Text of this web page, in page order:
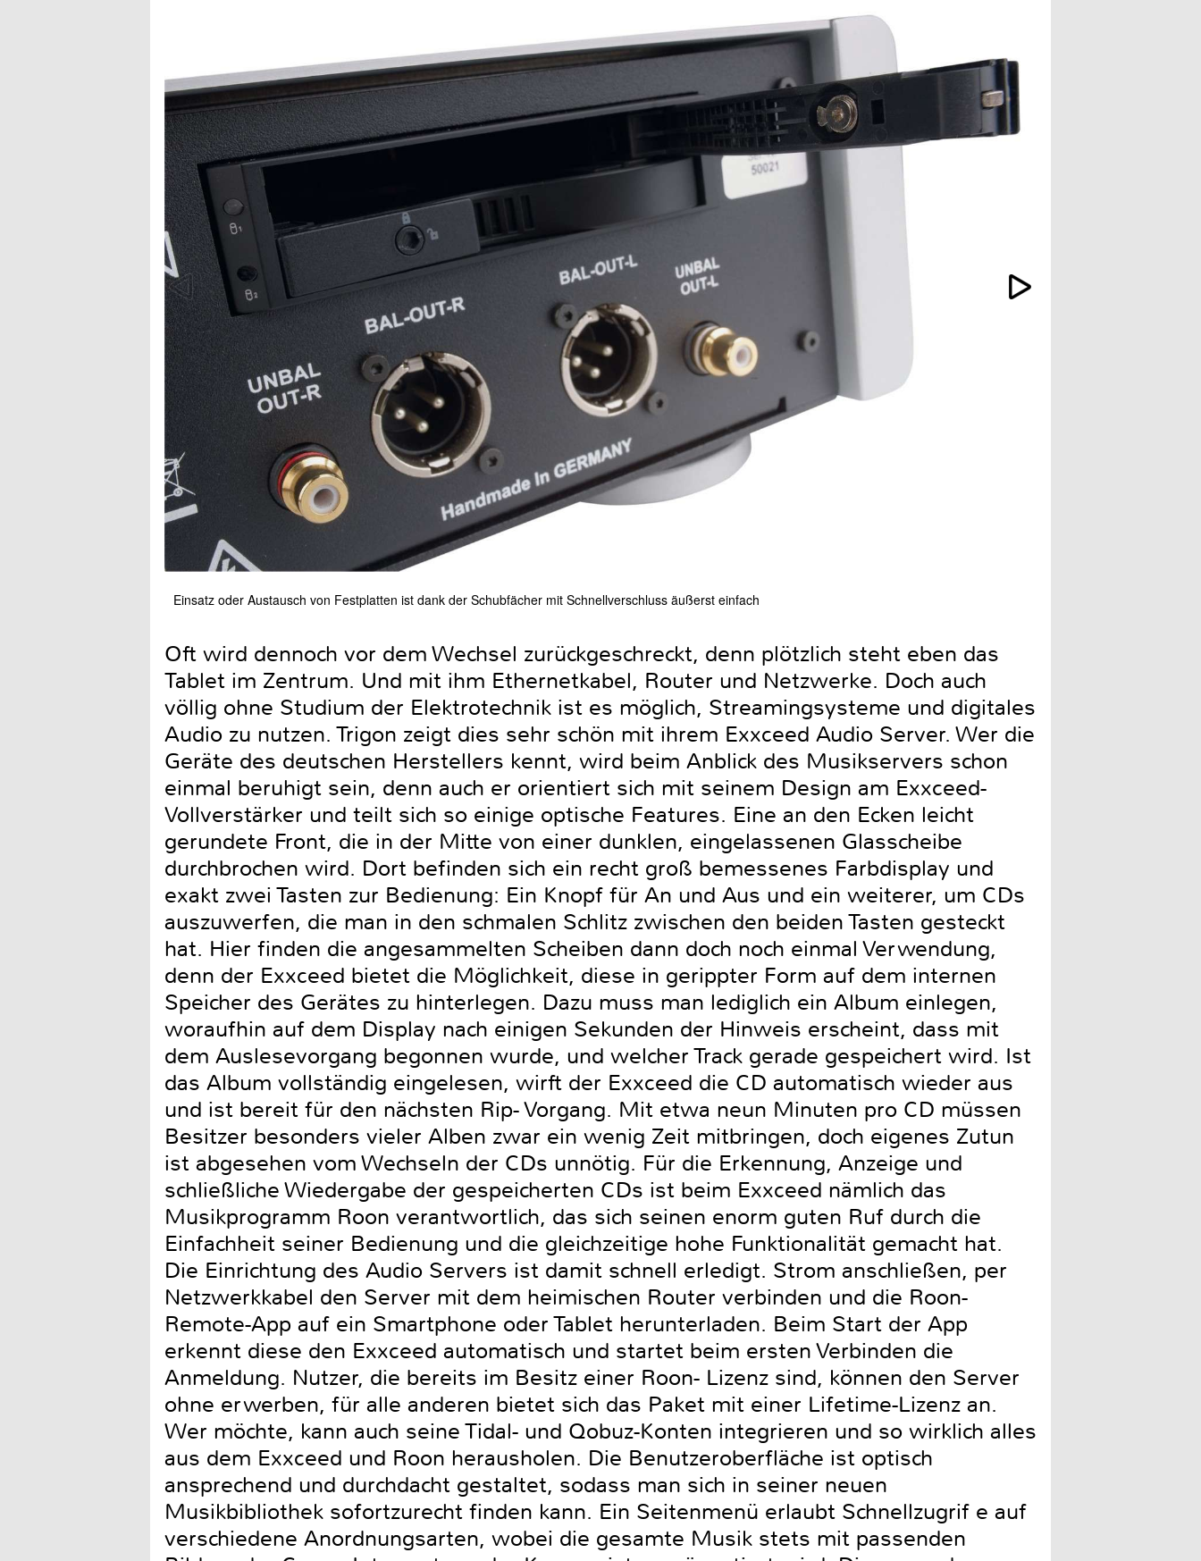
Einsatz oder Austausch von Festplatten ist dank der Schubfächer mit Schnellverschluss äußerst einfach
Oft wird dennoch vor dem Wechsel zurückgeschreckt, denn plötzlich steht eben das
Tablet im Zentrum. Und mit ihm Ethernetkabel, Router und Netzwerke. Doch auch
völlig ohne Studium der Elektrotechnik ist es möglich, Streamingsysteme und digitales
Audio zu nutzen. Trigon zeigt dies sehr schön mit ihrem Exxceed Audio Server. Wer die
Geräte des deutschen Herstellers kennt, wird beim Anblick des Musikservers schon
einmal beruhigt sein, denn auch er orientiert sich mit seinem Design am Exxceed-
Vollverstärker und teilt sich so einige optische Features. Eine an den Ecken leicht
gerundete Front, die in der Mitte von einer dunklen, eingelassenen Glasscheibe
durchbrochen wird. Dort befinden sich ein recht groß bemessenes Farbdisplay und
exakt zwei Tasten zur Bedienung: Ein Knopf für An und Aus und ein weiterer, um CDs
auszuwerfen, die man in den schmalen Schlitz zwischen den beiden Tasten gesteckt
hat. Hier finden die angesammelten Scheiben dann doch noch einmal Verwendung,
denn der Exxceed bietet die Möglichkeit, diese in gerippter Form auf dem internen
Speicher des Gerätes zu hinterlegen. Dazu muss man lediglich ein Album einlegen,
woraufhin auf dem Display nach einigen Sekunden der Hinweis erscheint, dass mit
dem Auslesevorgang begonnen wurde, und welcher Track gerade gespeichert wird. Ist
das Album vollständig eingelesen, wirft der Exxceed die CD automatisch wieder aus
und ist bereit für den nächsten Rip- Vorgang. Mit etwa neun Minuten pro CD müssen
Besitzer besonders vieler Alben zwar ein wenig Zeit mitbringen, doch eigenes Zutun
ist abgesehen vom Wechseln der CDs unnötig. Für die Erkennung, Anzeige und
schließliche Wiedergabe der gespeicherten CDs ist beim Exxceed nämlich das
Musikprogramm Roon verantwortlich, das sich seinen enorm guten Ruf durch die
Einfachheit seiner Bedienung und die gleichzeitige hohe Funktionalität gemacht hat.
Die Einrichtung des Audio Servers ist damit schnell erledigt. Strom anschließen, per
Netzwerkkabel den Server mit dem heimischen Router verbinden und die Roon-
Remote-App auf ein Smartphone oder Tablet herunterladen. Beim Start der App
erkennt diese den Exxceed automatisch und startet beim ersten Verbinden die
Anmeldung. Nutzer, die bereits im Besitz einer Roon- Lizenz sind, können den Server
ohne erwerben, für alle anderen bietet sich das Paket mit einer Lifetime-Lizenz an.
Wer möchte, kann auch seine Tidal- und Qobuz-Konten integrieren und so wirklich alles
aus dem Exxceed und Roon herausholen. Die Benutzeroberfläche ist optisch
ansprechend und durchdacht gestaltet, sodass man sich in seiner neuen
Musikbibliothek sofortzurecht finden kann. Ein Seitenmenü erlaubt Schnellzugrif e auf
verschiedene Anordnungsarten, wobei die gesamte Musik stets mit passenden